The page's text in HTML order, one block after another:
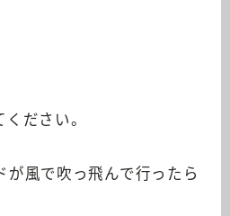
ださい。
が風で吹っ飛んで行ったら